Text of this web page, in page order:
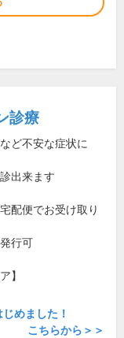
診療
ど不安な症状に
出来ます
配便でお受け取り
行可
】
めました！
こちらから＞＞